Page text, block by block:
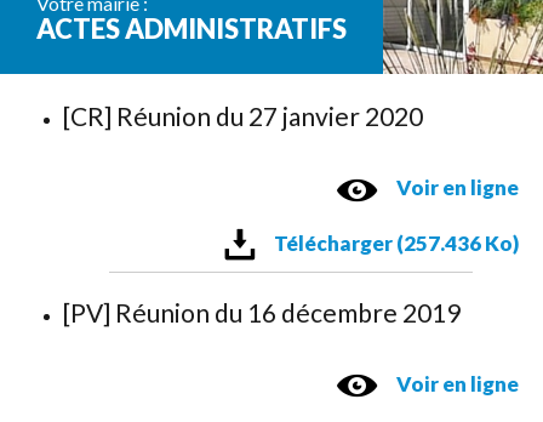
ACTES ADMINISTRATIFS
[CR] Réunion du 27 janvier 2020
Voir en ligne
Télécharger (257.436 Ko)
[PV] Réunion du 16 décembre 2019
Voir en ligne